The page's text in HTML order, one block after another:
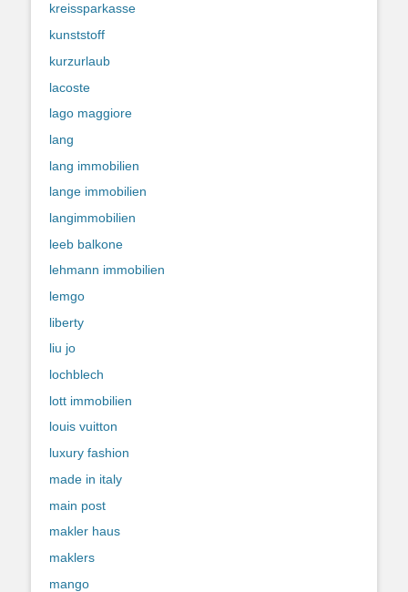
kreissparkasse
kunststoff
kurzurlaub
lacoste
lago maggiore
lang
lang immobilien
lange immobilien
langimmobilien
leeb balkone
lehmann immobilien
lemgo
liberty
liu jo
lochblech
lott immobilien
louis vuitton
luxury fashion
made in italy
main post
makler haus
maklers
mango